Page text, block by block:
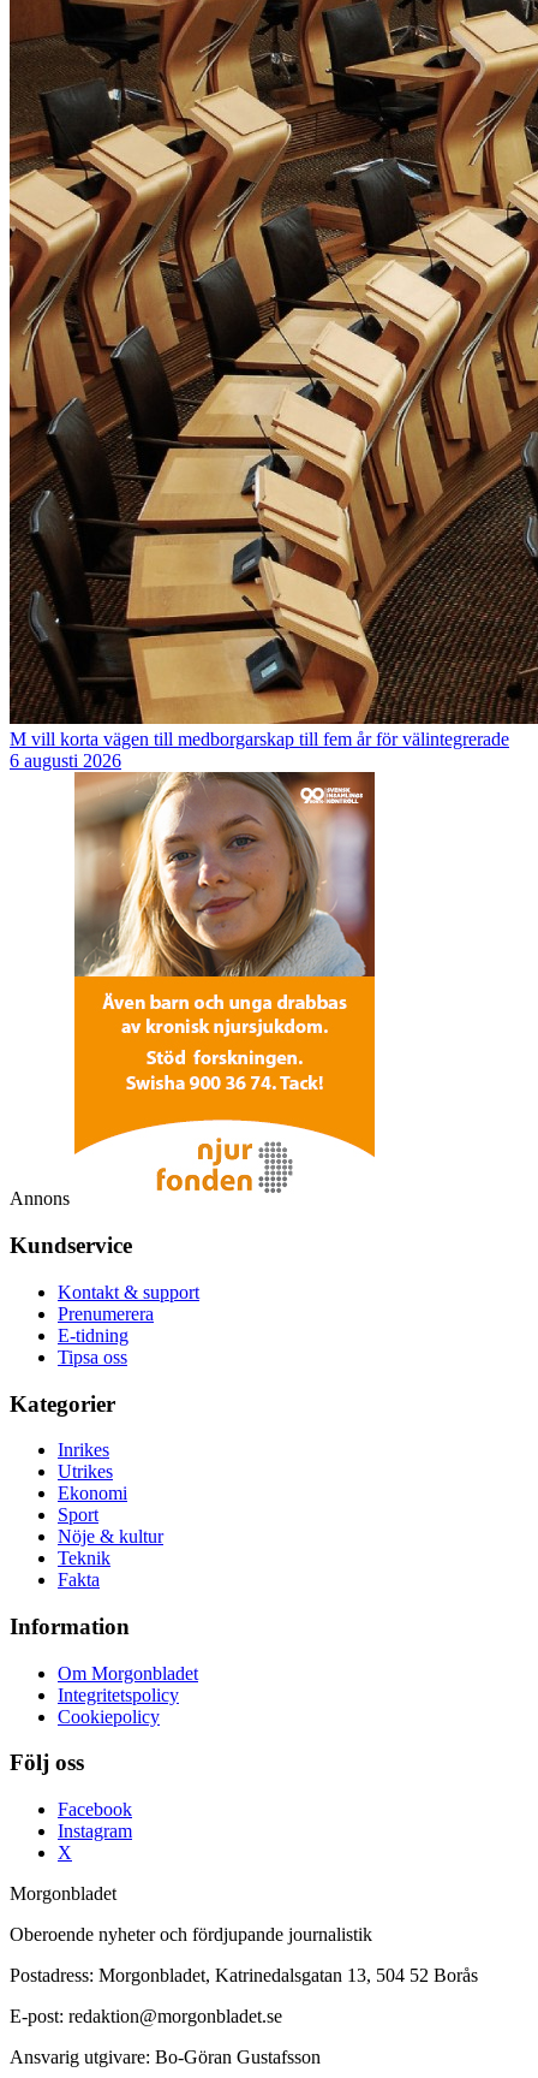
M vill korta vägen till medborgarskap till fem år för välintegrerade
6 augusti 2026
Annons
Kundservice
Kontakt & support
Prenumerera
E-tidning
Tipsa oss
Kategorier
Inrikes
Utrikes
Ekonomi
Sport
Nöje & kultur
Teknik
Fakta
Information
Om Morgonbladet
Integritetspolicy
Cookiepolicy
Följ oss
Facebook
Instagram
X
Morgonbladet
Oberoende nyheter och fördjupande journalistik
Postadress: Morgonbladet, Katrinedalsgatan 13, 504 52 Borås
E-post: redaktion@morgonbladet.se
Ansvarig utgivare: Bo-Göran Gustafsson